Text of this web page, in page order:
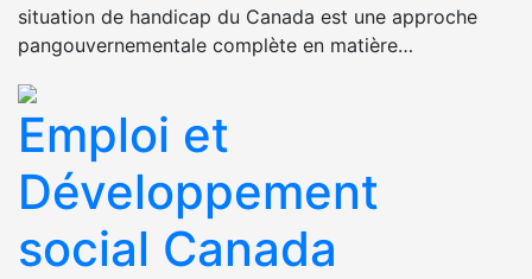
situation de handicap du Canada est une approche
pangouvernementale complète en matière…
Emploi et
Développement
social Canada